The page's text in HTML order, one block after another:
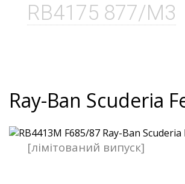
RB4175 877/M3
Ray-Ban Scuderia
[лімітований випуск]